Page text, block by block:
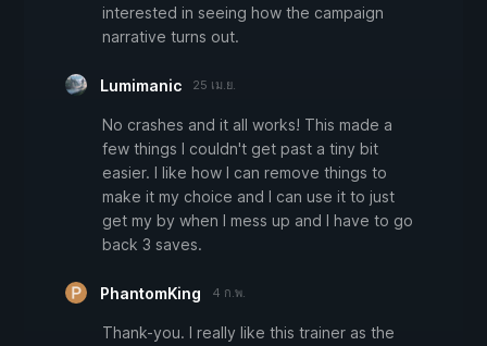
interested in seeing how the campaign
narrative turns out.
Lumimanic 25 เม.ย.
No crashes and it all works! This made a
few things I couldn't get past a tiny bit
easier. I like how I can remove things to
make it my choice and I can use it to just
get my by when I mess up and I have to go
back 3 saves.
PhantomKing 4 ก.พ.
Thank-you. I really like this trainer as the